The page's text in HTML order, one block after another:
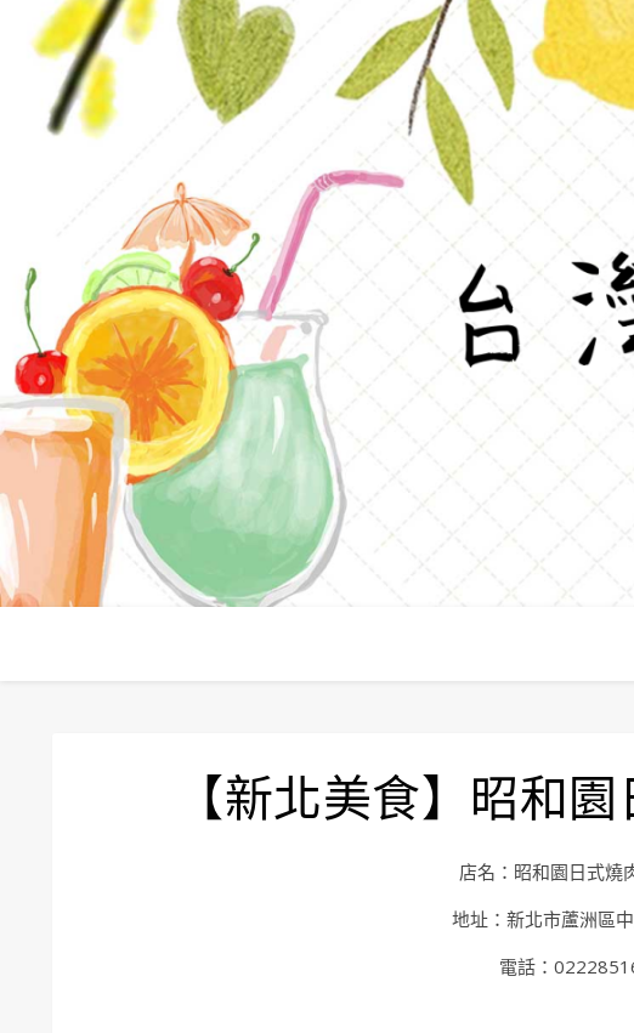
【新北美食】昭和
店名：昭和園日式燒
地址：新北市蘆洲區
電話：